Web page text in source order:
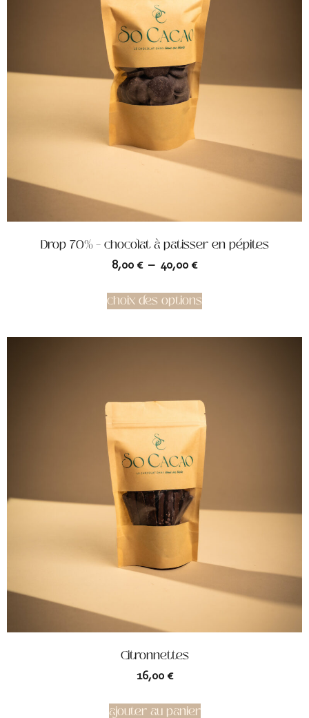
Drop 70% – chocolat à patisser en pépites
8,00 € – 40,00 €
choix des options
Citronnettes
16,00 €
ajouter au panier